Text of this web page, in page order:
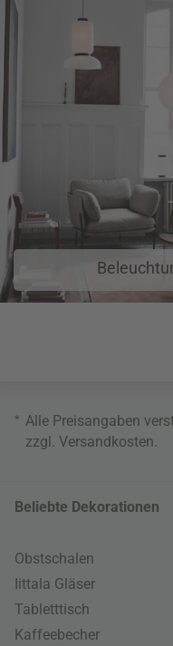
* Alle Preisangaben
zzgl. Versandkosten
Beliebte Dekorationen
Obstschalen
Iittala Gläser
Tabletttisch
Kaffeebecher